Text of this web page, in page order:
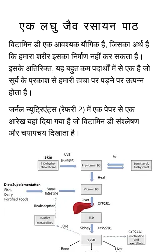
एक लघु जैव रसायन पाठ
विटामिन डी एक आवश्यक यौगिक है, जिसका अर्थ है
कि हमारा शरीर इसका निर्माण नहीं कर सकता है।
इसके अतिरिक्त, यह बहुत कम पदार्थों में से एक है जो
सूर्य के प्रकाश से हमारी त्वचा पर पड़ने पर उत्पन्न
होता है।
जर्नल न्यूट्रिएंट्स (रेफरी 2) में एक पेपर से एक
आरेख यहां दिया गया है जो विटामिन डी संश्लेषण
और चयापचय दिखाता है।